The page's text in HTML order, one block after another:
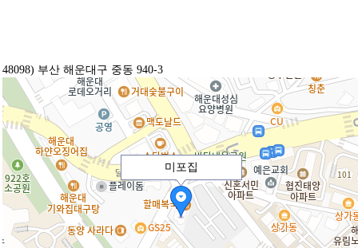
48098) 부산 해운대구 중동 940-3
미포집